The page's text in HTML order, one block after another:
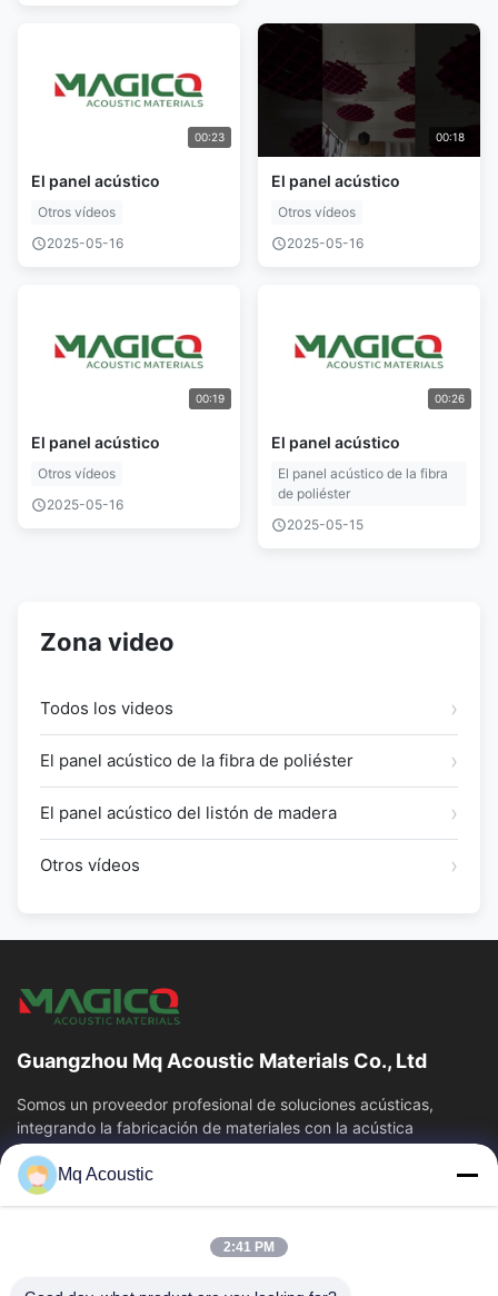
00:23
El panel acústico
Otros vídeos
2025-05-16
00:18
El panel acústico
Otros vídeos
2025-05-16
00:19
El panel acústico
Otros vídeos
2025-05-16
00:26
El panel acústico
El panel acústico de la fibra
de poliéster
2025-05-15
Zona video
Todos los videos
El panel acústico de la fibra de poliéster
El panel acústico del listón de madera
Otros vídeos
Guangzhou Mq Acoustic Materials Co., Ltd
Somos un proveedor profesional de soluciones acústicas,
integrando la fabricación de materiales con la acústica
arquitectónica.TeatroDesde la...
Vínculos Rápidos
Sobre Nosotros
Recorrido Por La Fábrica
Control De Calidad
Mq Acoustic
2:41 PM